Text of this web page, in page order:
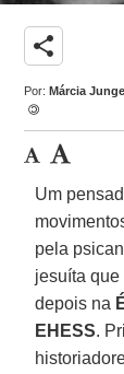
share
Por:Márcia
Um
pela
jesuíta
depois na
EHESS.